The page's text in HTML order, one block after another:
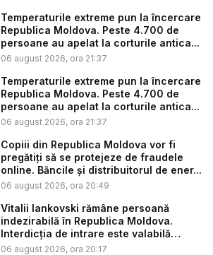
Temperaturile extreme pun la încercare
Republica Moldova. Peste 4.700 de
persoane au apelat la corturile antica...
06 august 2026, ora 21:37
Temperaturile extreme pun la încercare
Republica Moldova. Peste 4.700 de
persoane au apelat la corturile antica...
06 august 2026, ora 21:37
Copiii din Republica Moldova vor fi
pregătiți să se protejeze de fraudele
online. Băncile și distribuitorul de ener...
06 august 2026, ora 20:49
Vitalii Iankovski rămâne persoană
indezirabilă în Republica Moldova.
Interdicția de intrare este valabilă
până...
06 august 2026, ora 20:17